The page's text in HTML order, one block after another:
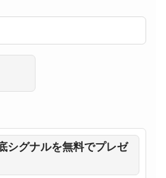
シグナルを無料でプレゼ